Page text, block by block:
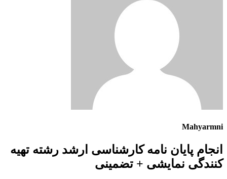
Mahyarmni
انجام پایان نامه کارشناسی ارشد رشته تهیه
کنندگی نمایشی + تضمینی